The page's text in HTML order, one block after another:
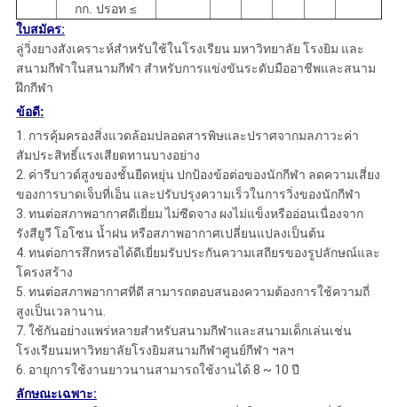
กก. ปรอท ≤
ใบสมัคร:
ลู่วิ่งยางสังเคราะห์สำหรับใช้ในโรงเรียน มหาวิทยาลัย โรงยิม และ
สนามกีฬาในสนามกีฬา สำหรับการแข่งขันระดับมืออาชีพและสนาม
ฝึกกีฬา
ข้อดี:
1. การคุ้มครองสิ่งแวดล้อมปลอดสารพิษและปราศจากมลภาวะค่า
สัมประสิทธิ์แรงเสียดทานบางอย่าง
2. ค่ารีบาวด์สูงของชั้นยืดหยุ่น ปกป้องข้อต่อของนักกีฬา ลดความเสี่ยง
ของการบาดเจ็บที่เอ็น และปรับปรุงความเร็วในการวิ่งของนักกีฬา
3. ทนต่อสภาพอากาศดีเยี่ยม ไม่ซีดจาง ผงไม่แข็งหรืออ่อนเนื่องจาก
รังสียูวี โอโซน น้ำฝน หรือสภาพอากาศเปลี่ยนแปลงเป็นต้น
4. ทนต่อการสึกหรอได้ดีเยี่ยมรับประกันความเสถียรของรูปลักษณ์และ
โครงสร้าง
5. ทนต่อสภาพอากาศที่ดี สามารถตอบสนองความต้องการใช้ความถี่
สูงเป็นเวลานาน.
7. ใช้กันอย่างแพร่หลายสำหรับสนามกีฬาและสนามเด็กเล่นเช่น
โรงเรียนมหาวิทยาลัยโรงยิมสนามกีฬาศูนย์กีฬา ฯลฯ
6. อายุการใช้งานยาวนานสามารถใช้งานได้ 8 ~ 10 ปี
ลักษณะเฉพาะ: